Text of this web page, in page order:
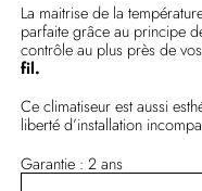
La maitrise de la
parfaite grâce au principe
contrôle au plus près de
fil.
Ce climatiseur est aussi
liberté d’installation
Garantie : 2 ans